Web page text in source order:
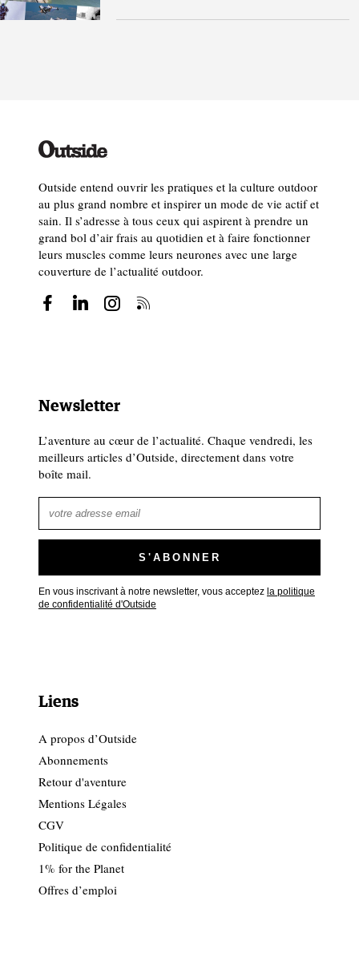
Outside entend ouvrir les pratiques et la culture outdoor
au plus grand nombre et inspirer un mode de vie actif et
sain. Il s’adresse à tous ceux qui aspirent à prendre un
grand bol d’air frais au quotidien et à faire fonctionner
leurs muscles comme leurs neurones avec une large
couverture de l’actualité outdoor.
Newsletter
L’aventure au cœur de l’actualité. Chaque vendredi, les
meilleurs articles d’Outside, directement dans votre
boîte mail.
En vous inscrivant à notre newsletter, vous acceptez la politique
de confidentialité d'Outside
Liens
A propos d’Outside
Abonnements
Retour d'aventure
Mentions Légales
CGV
Politique de confidentialité
1% for the Planet
Offres d’emploi